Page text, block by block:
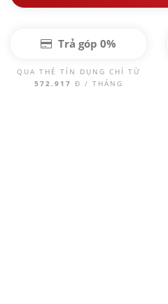
Trả góp 0%
QUA THẺ TÍN DỤNG CHỈ TỪ
572.917 Đ / THÁNG